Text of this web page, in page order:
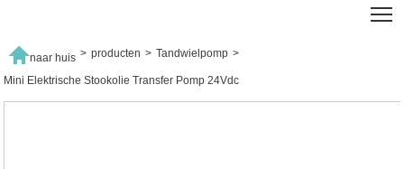
naar huis > producten > Tandwielpomp >
Mini Elektrische Stookolie Transfer Pomp 24Vdc